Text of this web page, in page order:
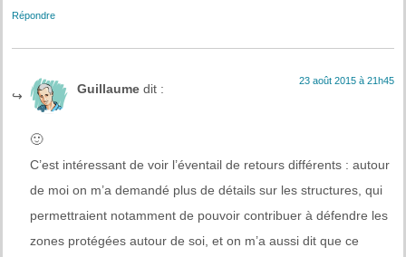
Répondre
Guillaume dit :
23 août 2015 à 21h45
🙂
C’est intéressant de voir l’éventail de retours différents : autour
de moi on m’a demandé plus de détails sur les structures, qui
permettraient notamment de pouvoir contribuer à défendre les
zones protégées autour de soi, et on m’a aussi dit que ce